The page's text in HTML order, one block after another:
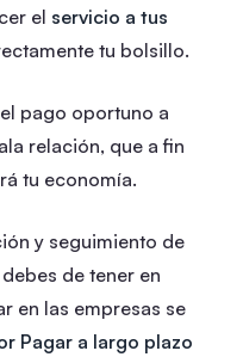
el servicio a tus
tu bolsillo.
pago oportuno a
relación, que a fin
tu economía.
y seguimiento de
de tener en
en las empresas se
Pagar a largo plazo